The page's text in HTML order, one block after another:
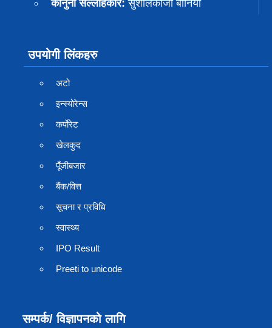
कानुनी सल्लाहकार: सुशीलकाजी बानियाँ
उपयोगी लिंकहरु
अटो
इन्स्योरेन्स
कर्पाेरेट
खेलकुद
पूँजीबजार
बैंक/वित्त
सूचना र प्रविधि
स्वास्थ्य
IPO Result
Preeti to unicode
सम्पर्क/ विज्ञापनको लागि